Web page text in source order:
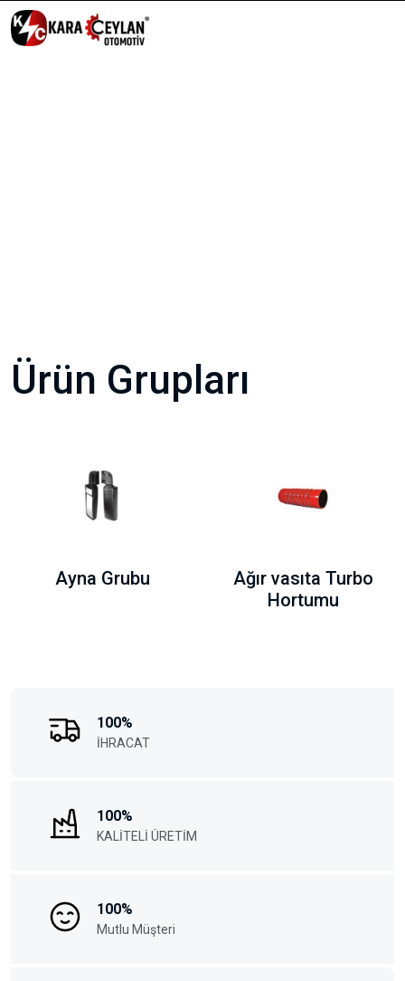
Ürün Grupları
Ayna Grubu
Ağır vasıta Turbo
Hortumu
100%
İHRACAT
100%
KALİTELİ ÜRETİM
100%
Mutlu Müşteri